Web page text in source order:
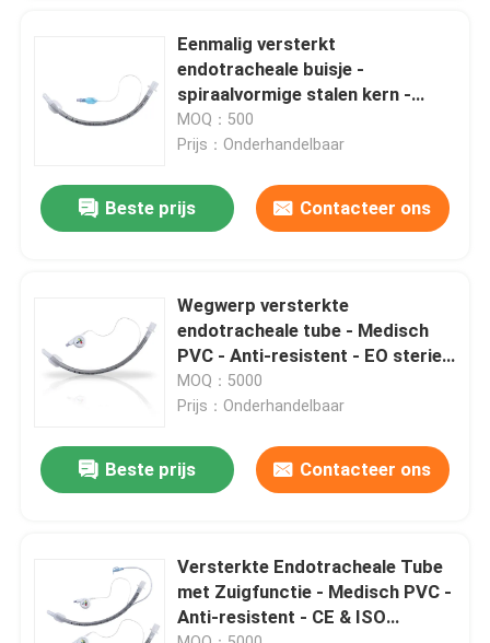
Producten
Over ons
Kwaliteitscontrole
Vraag een offerte aan
ET Buisluchtroute
Laryngeal Maskerluchtroute
Eenmalig versterkt
endotracheale buisje -
spiraalvormige stalen kern -
kinkbestendig - CE & ISO-
gecertificeerd
MOQ：500
Prijs：Onderhandelbaar
Beste prijs Contacteer ons
Wegwerp versterkte
endotracheale tube - Medisch
PVC - Anti-resistent - EO steriel
- CE & ISO gecertificeerd
MOQ：5000
Prijs：Onderhandelbaar
Beste prijs Contacteer ons
Versterkte Endotracheale Tube
met Zuigfunctie - Medisch PVC -
Anti-resistent - CE & ISO